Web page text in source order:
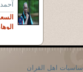
اساسيات اهل القران